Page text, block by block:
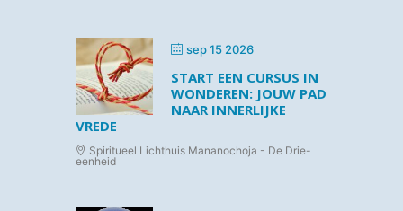
sep 15 2026
START EEN CURSUS IN
WONDEREN: JOUW PAD
NAAR INNERLIJKE
VREDE
Spiritueel Lichthuis Mananochoja - De Drie-
eenheid